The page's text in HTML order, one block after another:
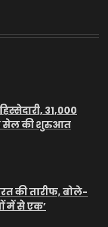
31,000
सेल की शुरुआत
की तारीफ, बोले-
में से एक’